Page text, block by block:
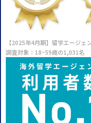
【2025年4月期】留学エージ
調査対象：18~59歳の1,031名